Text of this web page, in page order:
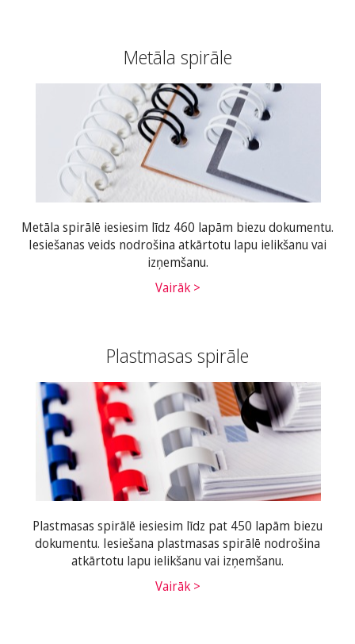
Metāla spirāle
Metāla spirālē iesiesim līdz 460 lapām biezu dokumentu.
Iesiešanas veids nodrošina atkārtotu lapu ielikšanu vai
izņemšanu.
Vairāk >
Plastmasas spirāle
Plastmasas spirālē iesiesim līdz pat 450 lapām biezu
dokumentu. Iesiešana plastmasas spirālē nodrošina
atkārtotu lapu ielikšanu vai izņemšanu.
Vairāk >